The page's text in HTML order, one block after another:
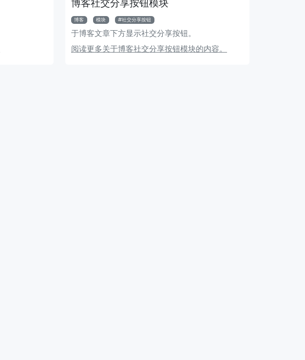
博客社交分享按钮模块
博客 模块 社交分享按钮
于博客文章下方显示社交分享按钮。
阅读更多关于博客社交分享按钮模块的内容。
搜索模块